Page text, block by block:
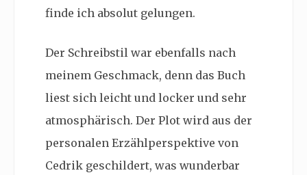
finde ich absolut gelungen.
Der Schreibstil war ebenfalls nach
meinem Geschmack, denn das Buch
liest sich leicht und locker und sehr
atmosphärisch. Der Plot wird aus der
personalen Erzählperspektive von
Cedrik geschildert, was wunderbar